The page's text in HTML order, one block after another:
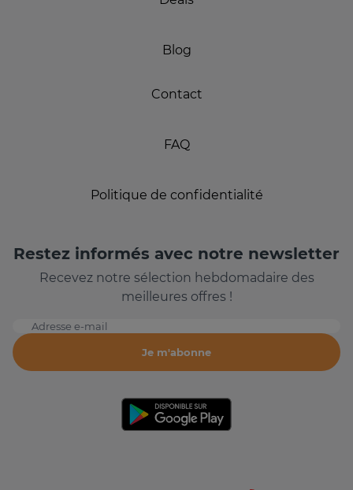
Blog
Contact
FAQ
Politique de confidentialité
Restez informés avec notre newsletter
Recevez notre sélection hebdomadaire des
meilleures offres !
Adresse e-mail
Je m'abonne